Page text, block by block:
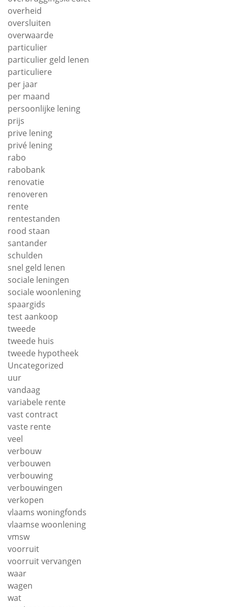
overheid
oversluiten
overwaarde
particulier
particulier geld lenen
particuliere
per jaar
per maand
persoonlijke lening
prijs
prive lening
privé lening
rabo
rabobank
renovatie
renoveren
rente
rentestanden
rood staan
santander
schulden
snel geld lenen
sociale leningen
sociale woonlening
spaargids
test aankoop
tweede
tweede huis
tweede hypotheek
Uncategorized
uur
vandaag
variabele rente
vast contract
vaste rente
veel
verbouw
verbouwen
verbouwing
verbouwingen
verkopen
vlaams woningfonds
vlaamse woonlening
vmsw
voorruit
voorruit vervangen
waar
wagen
wat